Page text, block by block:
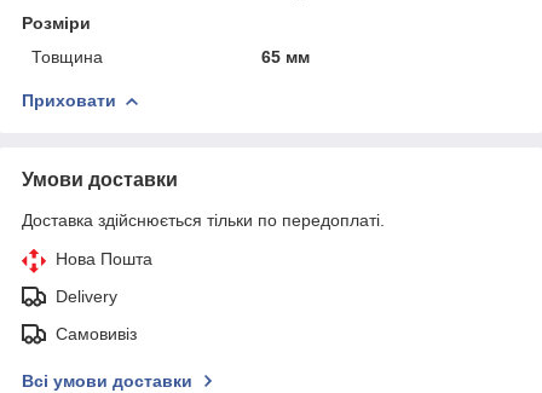
Розміри
Товщина
65 мм
Приховати
Умови доставки
Доставка здійснюється тільки по передоплаті.
Нова Пошта
Delivery
Самовивіз
Всі умови доставки